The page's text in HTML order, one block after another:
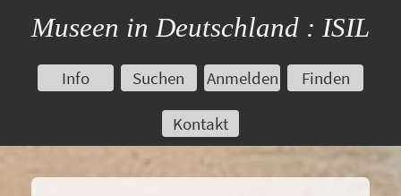
Museen in Deutschland : ISIL
Info Suchen Anmelden Finden
Kontakt